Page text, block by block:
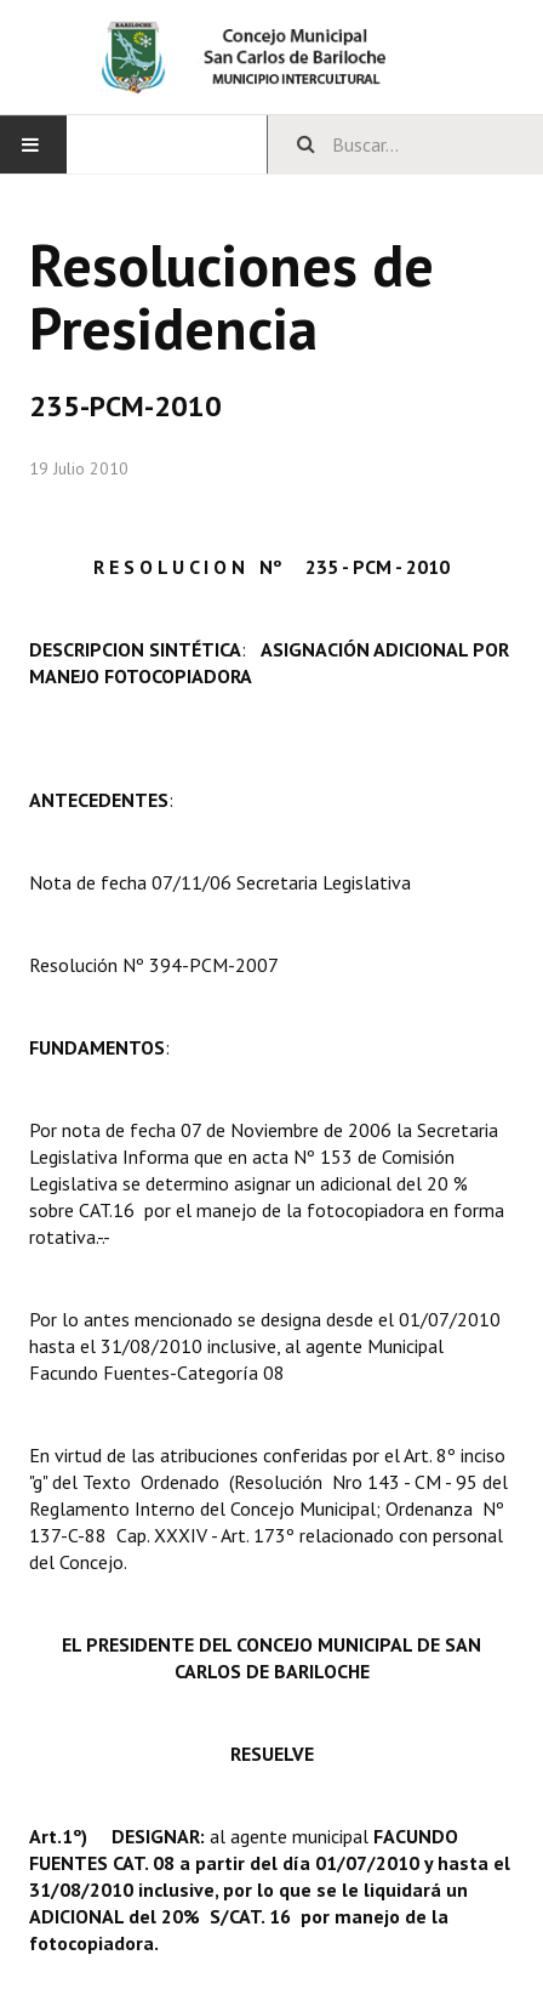
CONCEJO
Bloques Políticos
Comisiones Permanentes
Comisiones Especiales
Programas
Constitución Nacional
Digesto
Informes de Gestión
Dictámenes Asesoría Letrada
Actas de Sesión
Informes de Unidad Coordinadora
Actas de Audiencias Públicas
Comunicaciones
Declaraciones
Resoluciones
INSTITUCIONAL
Datos Históricos
Premio al Mérito - Registro
Audiencias Públicas - Registro
Resoluciones de
Presidencia
235-PCM-2010
19 Julio 2010
R E S O L U C I O N Nº 235 - PCM - 2010
DESCRIPCION SINTÉTICA: ASIGNACIÓN ADICIONAL POR
MANEJO FOTOCOPIADORA
ANTECEDENTES:
Nota de fecha 07/11/06 Secretaria Legislativa
Resolución Nº 394-PCM-2007
FUNDAMENTOS:
Por nota de fecha 07 de Noviembre de 2006 la Secretaria
Legislativa Informa que en acta Nº 153 de Comisión
Legislativa se determino asignar un adicional del 20 %
sobre CAT.16 por el manejo de la fotocopiadora en forma
rotativa.-.-
Por lo antes mencionado se designa desde el 01/07/2010
hasta el 31/08/2010 inclusive, al agente Municipal
Facundo Fuentes-Categoría 08
En virtud de las atribuciones conferidas por el Art. 8º inciso
"g" del Texto Ordenado (Resolución Nro 143 - CM - 95 del
Reglamento Interno del Concejo Municipal; Ordenanza Nº
137-C-88 Cap. XXXIV - Art. 173º relacionado con personal
del Concejo.
EL PRESIDENTE DEL CONCEJO MUNICIPAL DE SAN
CARLOS DE BARILOCHE
RESUELVE
Art.1º) DESIGNAR: al agente municipal FACUNDO
FUENTES CAT. 08 a partir del día 01/07/2010 y hasta el
31/08/2010 inclusive, por lo que se le liquidará un
ADICIONAL del 20% S/CAT. 16 por manejo de la
fotocopiadora.